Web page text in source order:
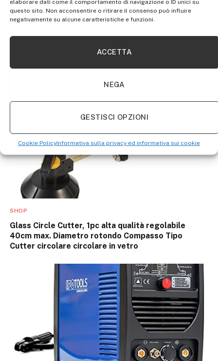
elaborare dati come il comportamento di navigazione o ID unici su
questo sito. Non acconsentire o ritirare il consenso può influire
negativamente su alcune caratteristiche e funzioni.
ACCETTA
NEGA
GESTISCI OPZIONI
Cookie PolicyInformativa sulla privacy ed informativa sui cookie
continuo inverter con gas turbo ventilato, 185A,
potenza regolabile, con tecnologia iGBT, saldatrice
SHOP
Glass Circle Cutter, 1pc alta qualità regolabile
40cm max. Diametro rotondo Compasso Tipo
Cutter circolare circolare in vetro